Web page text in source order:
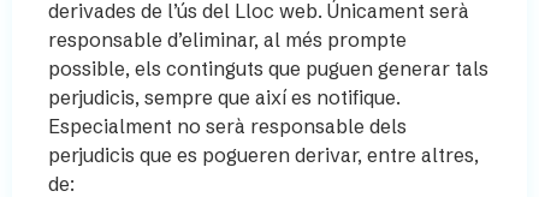
derivades de l’ús del Lloc web. Únicament serà
responsable d’eliminar, al més prompte
possible, els continguts que puguen generar tals
perjudicis, sempre que així es notifique.
Especialment no serà responsable dels
perjudicis que es pogueren derivar, entre altres,
de: